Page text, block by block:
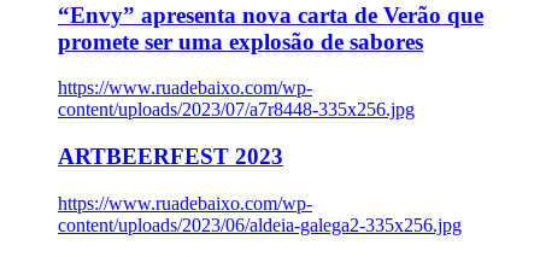
“Envy” apresenta nova carta de Verão que
promete ser uma explosão de sabores
https://www.ruadebaixo.com/wp-
content/uploads/2023/07/a7r8448-335x256.jpg
ARTBEERFEST 2023
https://www.ruadebaixo.com/wp-
content/uploads/2023/06/aldeia-galega2-335x256.jpg